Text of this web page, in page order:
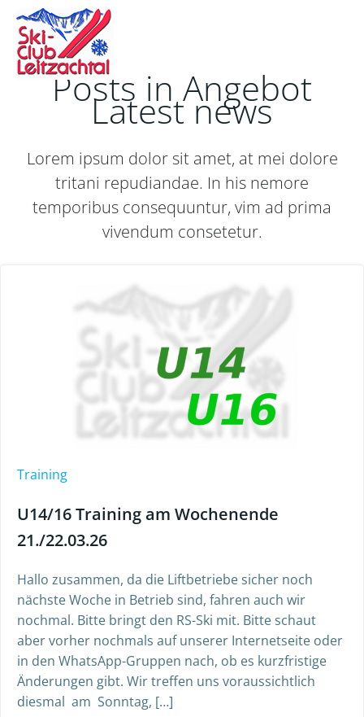
Posts in Angebot
Latest news
Lorem ipsum dolor sit amet, at mei dolore
tritani repudiandae. In his nemore
temporibus consequuntur, vim ad prima
vivendum consetetur.
Training
U14/16 Training am Wochenende
21./22.03.26
Hallo zusammen, da die Liftbetriebe sicher noch
nächste Woche in Betrieb sind, fahren auch wir
nochmal. Bitte bringt den RS-Ski mit. Bitte schaut
aber vorher nochmals auf unserer Internetseite oder
in den WhatsApp-Gruppen nach, ob es kurzfristige
Änderungen gibt. Wir treffen uns voraussichtlich
diesmal am Sonntag, […]